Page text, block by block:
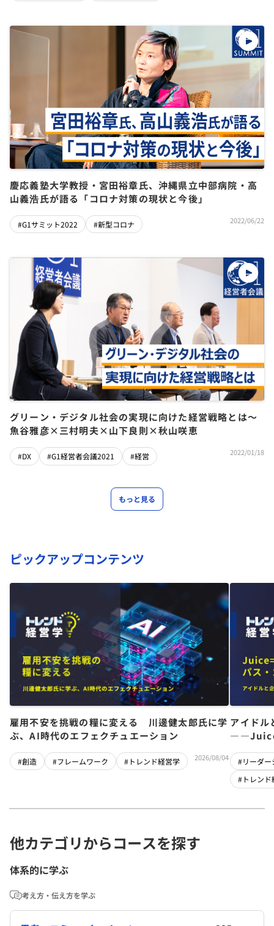
慶応義塾大学教授・宮田裕章氏、沖縄県立中部病院・高
山義浩氏が語る「コロナ対策の現状と今後」
#G1サミット2022 #新型コロナ 2022/06/22
グリーン・デジタル社会の実現に向けた経営戦略とは〜
魚谷雅彦×三村明夫×山下良則×秋山咲恵
#DX #G1経営者会議2021 #経営 2022/01/18
もっと見る
ピックアップコンテンツ
雇用不安を挑戦の糧に変える 川邊健太郎氏に学
ぶ、AI時代のエフェクチュエーション
#創造 #フレームワーク #トレンド経営学 2026/08/04
アイドル
チーム
#リーダー
#トレンド
他カテゴリからコースを探す
体系的に学ぶ
考え方・伝え方を学ぶ